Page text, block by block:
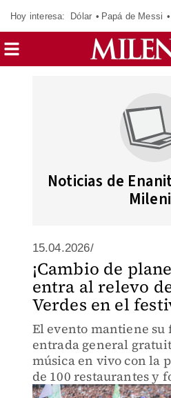
Hoy interesa: Dólar Papá de Messi
Noticias de
15.04.2026/
¡Cambio de
entra al relevo
Verdes en el
El evento mantiene su
entrada general
música en vivo con la
de 100 restaurantes y